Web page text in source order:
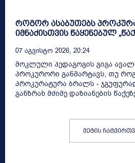
როგორ ასაბუთებს
იმნაძისთვის წაყენებულ
07 Აგვისტო 2026, 20:24
მოკლული პედაგოგის გიგა
პროკურორი განმარტავს, თუ
პროკურატურა ბრალს -
განზრახ მძიმე დაზიანების
მეტის